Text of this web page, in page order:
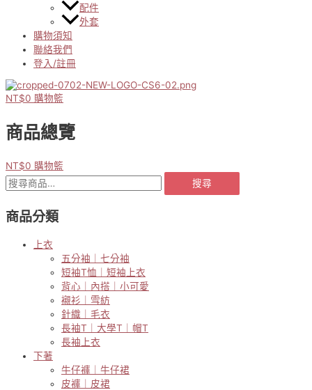
配件
外套
購物須知
聯絡我們
登入/註冊
NT$0 購物籃
商品總覽
NT$0 購物籃
搜
尋
關
鍵
搜尋
商品分類
上衣
五分袖｜七分袖
短袖T恤｜短袖上衣
背心｜內搭｜小可愛
襯衫｜雪紡
針織｜毛衣
長袖T｜大學T｜帽T
長袖上衣
下著
牛仔褲｜牛仔裙
皮褲｜皮裙